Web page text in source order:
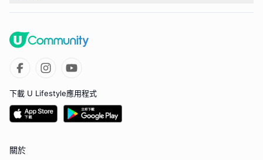
下載 U Lifestyle應用程式
關於